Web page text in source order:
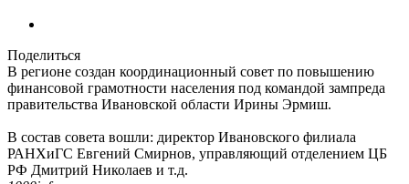
Поделиться
В регионе создан координационный совет по повышению
финансовой грамотности населения под командой зампреда
правительства Ивановской области Ирины Эрмиш.
В состав совета вошли: директор Ивановского филиала
РАНХиГС Евгений Смирнов, управляющий отделением ЦБ
РФ Дмитрий Николаев и т.д.